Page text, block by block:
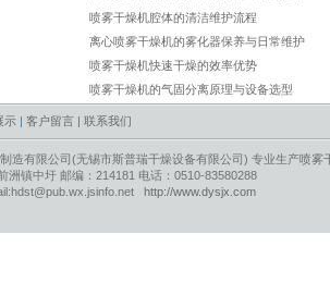
喷雾干燥机腔体的清洁维护流程
离心喷雾干燥机的雾化器保养与日常维护
喷雾干燥机快速干燥的效率优势
喷雾干燥机的气固分离原理与设备选型
示 | 客户留言 | 联系我们
造有限公司(无锡市斯普瑞干燥设备有限公司) 专业生产喷雾
洲镇中圩 邮编：214181 电话：0510-83580288
http://www.dysjx.com